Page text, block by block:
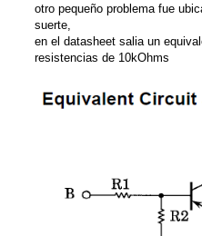
otro pequeño problema fue
suerte,
en el datasheet salia un
resistencias de 10kOhms